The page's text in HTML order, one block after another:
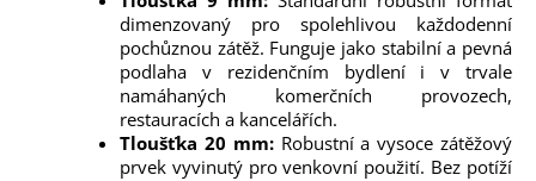
dimenzovaný pro spolehlivou každodenní
pochůznou zátěž. Funguje jako stabilní a pevná
podlaha v rezidenčním bydlení i v trvale
namáhaných komerčních provozech,
restauracích a kancelářích.
Tloušťka 20 mm:Robustní a vysoce zátěžový
prvek vyvinutý pro venkovní použití. Bez potíží